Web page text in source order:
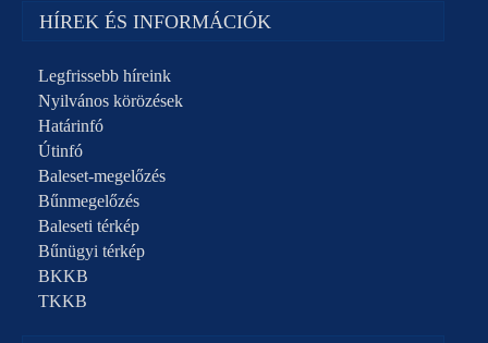
HÍREK ÉS INFORMÁCIÓK
Legfrissebb híreink
Nyilvános körözések
Határinfó
Útinfó
Baleset-megelőzés
Bűnmegelőzés
Baleseti térkép
Bűnügyi térkép
BKKB
TKKB